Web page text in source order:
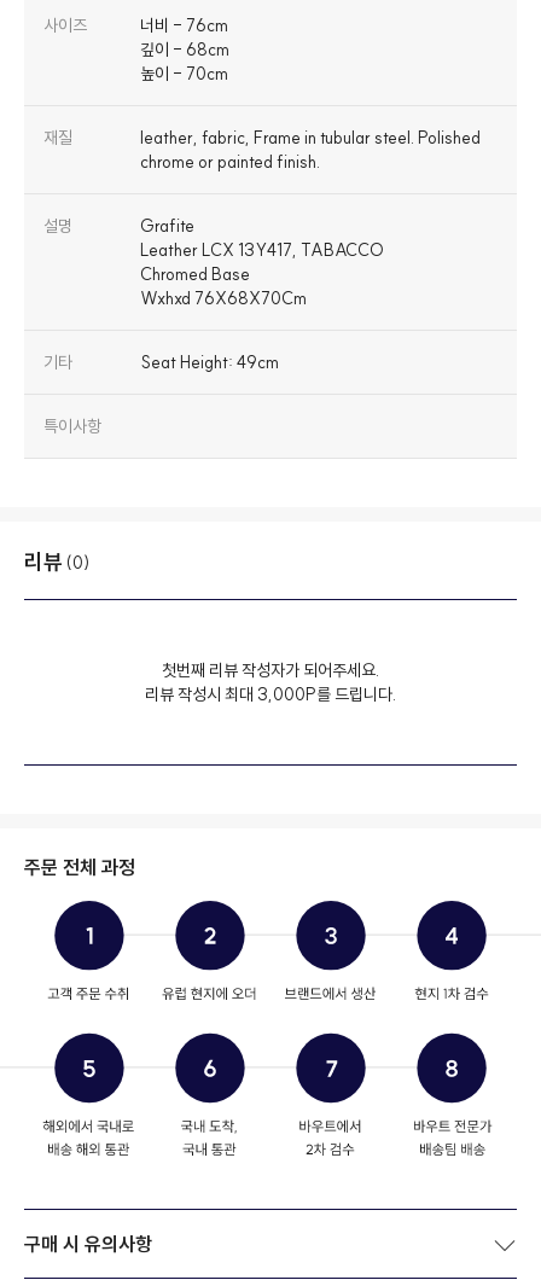
사이즈
너비 - 76cm
깊이 - 68cm
높이 - 70cm
재질
leather, fabric, Frame in tubular steel. Polished
chrome or painted finish.
설명
Grafite
Leather LCX 13Y417, TABACCO
Chromed Base
Wxhxd 76X68X70Cm
기타 Seat Height: 49cm
특이사항
리뷰 (0)
첫번째 리뷰 작성자가 되어주세요.
리뷰 작성시 최대 3,000P를 드립니다.
주문 전체 과정
구매 시 유의사항